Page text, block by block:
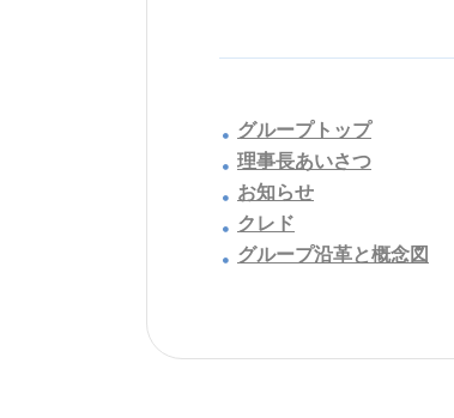
グループトップ
理事長あいさつ
お知らせ
クレド
グループ沿革と概念図